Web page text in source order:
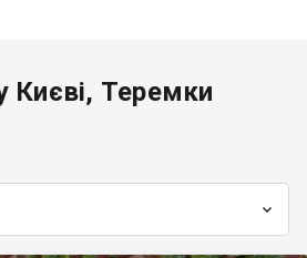
Києві, Теремки
